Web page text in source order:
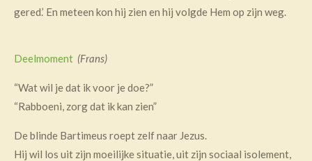
gered.’ En meteen kon hij zien en hij volgde Hem op zijn weg.
Deelmoment (Frans)
“Wat wil je dat ik voor je doe?”
“Rabboeni, zorg dat ik kan zien”
De blinde Bartimeus roept zelf naar Jezus.
Hij wil los uit zijn moeilijke situatie, uit zijn sociaal isolement,